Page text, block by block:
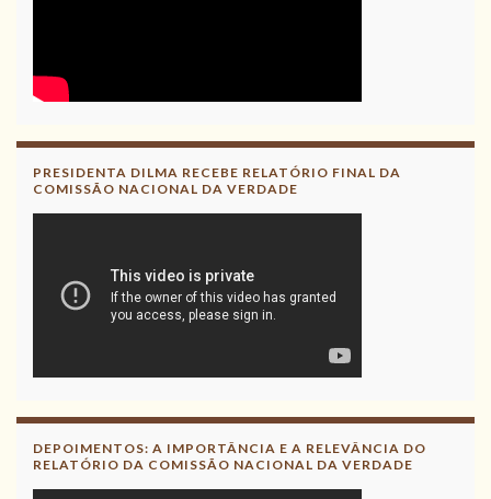
PRESIDENTA DILMA RECEBE RELATÓRIO FINAL DA
COMISSÃO NACIONAL DA VERDADE
DEPOIMENTOS: A IMPORTÂNCIA E A RELEVÂNCIA DO
RELATÓRIO DA COMISSÃO NACIONAL DA VERDADE